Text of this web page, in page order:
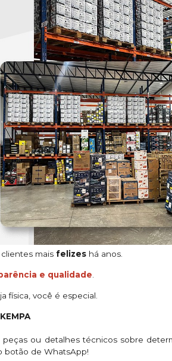
mais felizeshá anos.
e qualidade
física, você é especial.
peças ou detalhes técnicos sobre
botão de WhatsApp!